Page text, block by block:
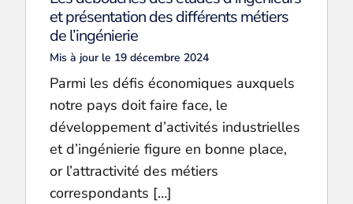
et présentation des différents métiers
de l’ingénierie
Mis à jour le 19 décembre 2024
Parmi les défis économiques auxquels
notre pays doit faire face, le
développement d’activités industrielles
et d’ingénierie figure en bonne place,
or l’attractivité des métiers
correspondants […]